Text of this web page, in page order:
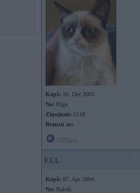
Kopš: 16. Dec 2003
No: Rīga
Ziņojumi: 5118
Braucu ar:
ELL
Kopš: 07. Apr 2004
No: Baloži